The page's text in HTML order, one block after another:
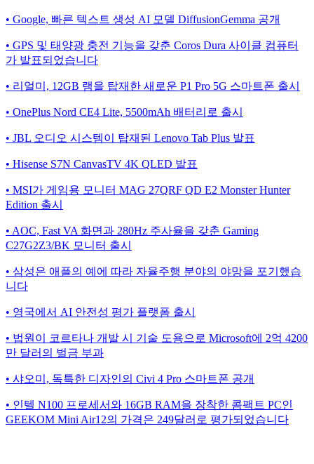
• Google, 빠른 텍스트 생성 AI 모델 DiffusionGemma 공개
• GPS 및 태양광 충전 기능을 갖춘 Coros Dura 사이클 컴퓨터
가 발표되었습니다
• 리얼미, 12GB 램을 탑재한 새로운 P1 Pro 5G 스마트폰 출시
• OnePlus Nord CE4 Lite, 5500mAh 배터리로 출시
• JBL 오디오 시스템이 탑재된 Lenovo Tab Plus 발표
• Hisense S7N CanvasTV 4K QLED 발표
• MSI가 게임용 모니터 MAG 27QRF QD E2 Monster Hunter
Edition 출시
• AOC, Fast VA 화면과 280Hz 주사율을 갖춘 Gaming
C27G2Z3/BK 모니터 출시
• 삼성은 애플의 예에 따라 자율주행 분야의 야망을 포기했습
니다
• 영국에서 AI 안전성 평가 플랫폼 출시
• 법원이 코르타나 개발 시 기술 도용으로 Microsoft에 2억 4200
만 달러의 벌금 부과
• 샤오미, 독특한 디자인의 Civi 4 Pro 스마트폰 공개
• 인텔 N100 프로세서와 16GB RAM을 장착한 콤팩트 PC인
GEEKOM Mini Air12의 가격은 249달러로 평가되었습니다